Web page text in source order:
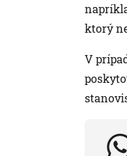
ktorý
V